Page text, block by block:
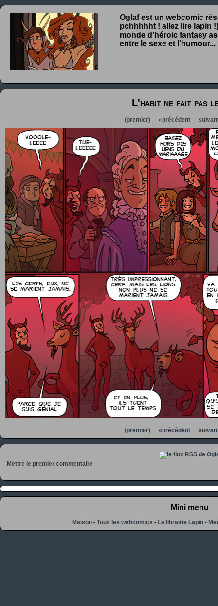
Oglaf est un webcomic
pchhhhht ! allez lire lapin
monde d'héroic fantasy
entre le sexe et l'humour...
L'habit ne fait pas
(premier) «précédent
(premier) «précédent
Mettre le premier commentaire
Mini menu
Maison -Tous les webcomics -La librairie Lapin -